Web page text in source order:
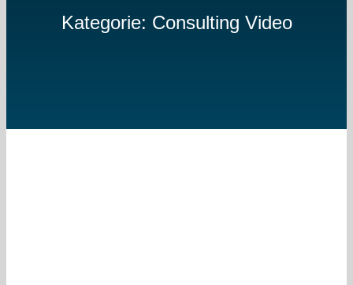
Kategorie: Consulting Video